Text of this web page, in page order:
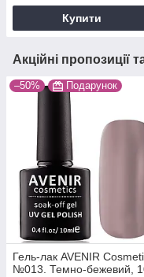
Купити
Акційні пропозиції
–50% Подарунок
Гель-лак AVENIR
№013. Темно-бежевий,